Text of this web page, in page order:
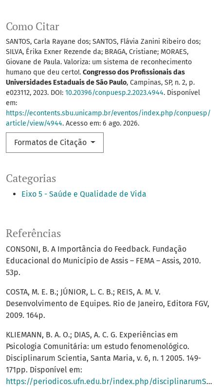
Categorias
Eixo 5 - Saúde e Qualidade de Vida
Como Citar
SANTOS, Carla Rayane dos; SANTOS, Flávia Zanini Ribeiro dos;
SILVA, Érika Exner Rezende da; BRAGA, Cristiane; MORAES,
Giovane de Paula. Valoriza: um sistema de reconhecimento
humano que deu certo!. Congresso dos Profissionais das
Universidades Estaduais de São Paulo, Campinas, SP, n. 2, p.
e023112, 2023. DOI: 10.20396/conpuesp.2.2023.4944. Disponível
em:
https://econtents.sbu.unicamp.br/eventos/index.php/conpuesp/
article/view/4944. Acesso em: 6 ago. 2026.
Formatos de Citação
Referências
CONSONI, B. A Importância do Feedback. Fundação
Educacional do Município de Assis – FEMA – Assis, 2010.
53p.
COSTA, M. E. B.; JÚNIOR, L. C. B.; REIS, A. M. V.
Desenvolvimento de Equipes. Rio de Janeiro, Editora FGV,
2009. 164p.
KLIEMANN, B. A. O.; DIAS, A. C. G. Experiências em
Psicologia Comunitária: um estudo fenomenológico.
Disciplinarum Scientia, Santa Maria, v. 6, n. 1 2005. 149-
171pp. Disponível em:
https://periodicos.ufn.edu.br/index.php/disciplinarumS/article/view/884